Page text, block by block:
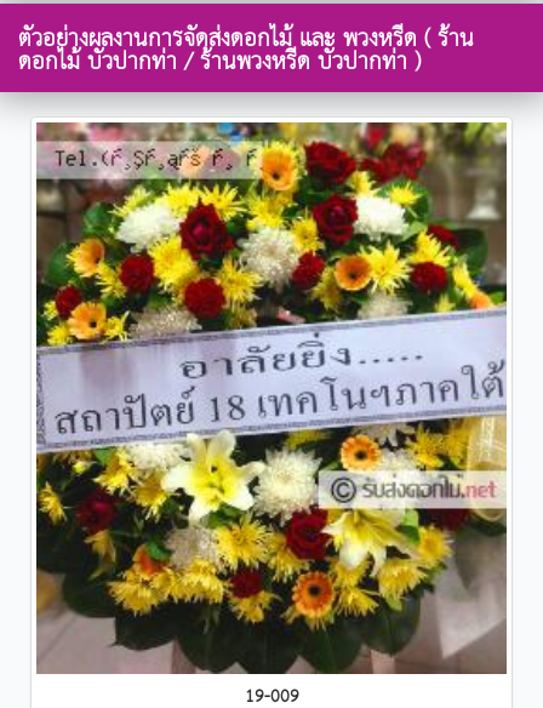
ตัวอย่างผลงานการจัดส่งดอกไม้ และ พวงหรีด ( ร้าน
ดอกไม้ บัวปากท่า / ร้านพวงหรีด บัวปากท่า )
19-009